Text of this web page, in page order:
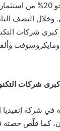
ويخصص الصندوق نحو
شركات
ومايكروسوفت
شركات
كما قلّص